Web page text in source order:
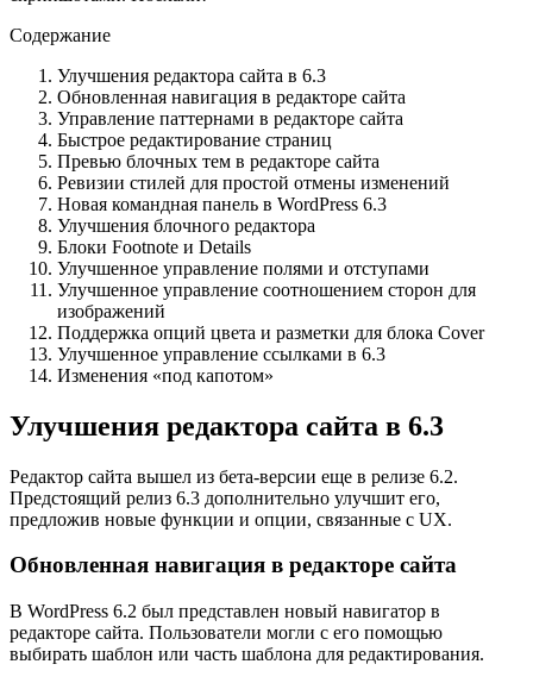
Содержание
Улучшения редактора сайта в 6.3
Обновленная навигация в редакторе сайта
Управление паттернами в редакторе сайта
Быстрое редактирование страниц
Превью блочных тем в редакторе сайта
Ревизии стилей для простой отмены изменений
Новая командная панель в WordPress 6.3
Улучшения блочного редактора
Блоки Footnote и Details
Улучшенное управление полями и отступами
Улучшенное управление соотношением сторон для
изображений
Поддержка опций цвета и разметки для блока Cover
Улучшенное управление ссылками в 6.3
Изменения «под капотом»
Улучшения редактора сайта в 6.3
Редактор сайта вышел из бета-версии еще в релизе 6.2.
Предстоящий релиз 6.3 дополнительно улучшит его,
предложив новые функции и опции, связанные с UX.
Обновленная навигация в редакторе сайта
В WordPress 6.2 был представлен новый навигатор в
редакторе сайта. Пользователи могли с его помощью
выбирать шаблон или часть шаблона для редактирования.